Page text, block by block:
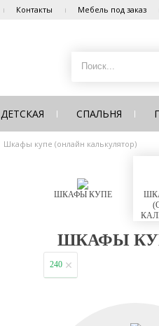
Контакты Мебель под заказ
ДЕТСКАЯ СПАЛЬНЯ
Шкафы купе (онлайн калькулятор)
ШКАФЫ КУПЕ
ШКАФЫ
240